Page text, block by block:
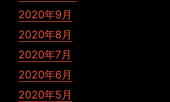
2020年9月
2020年8月
2020年7月
2020年6月
2020年5月